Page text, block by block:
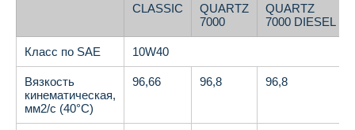
CLASSIC
QUARTZ
7000
QUARTZ
7000 DIESEL
Класс по SAE 10W40
Вязкость
кинематическая,
мм2/с (40°С)
96,66 96,8 96,8